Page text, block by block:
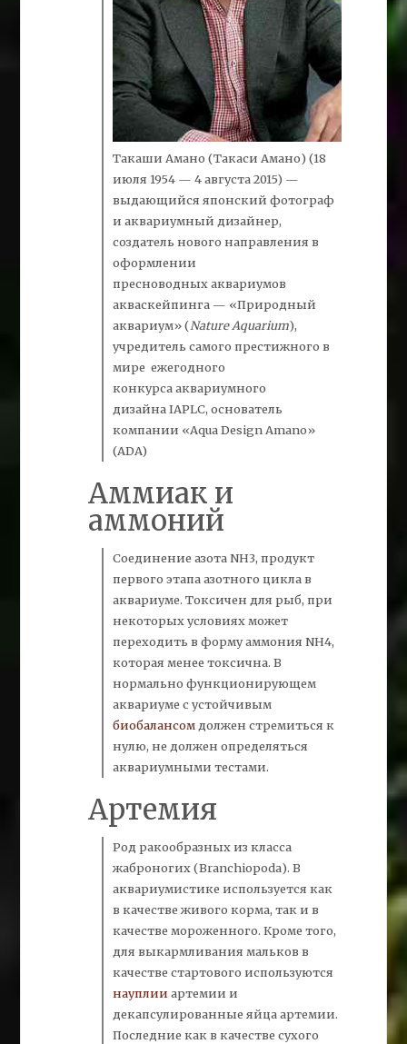
Такаши Амано(Такаси Амано) (18
июля 1954 — 4 августа 2015) —
выдающийся японский фотограф
и аквариумный дизайнер,
создатель нового направления в
оформлении
пресноводных аквариумов
акваскейпинга — «Природный
аквариум» (Nature Aquarium),
учредитель самого престижного в
мире ежегодного
конкурса аквариумного
дизайна IAPLC, основатель
компании «Aqua Design Amano»
(ADA)
Аммиак и
аммоний
Соединение азота NH3, продукт
первого этапа азотного цикла в
аквариуме. Токсичен для рыб, при
некоторых условиях может
переходить в форму аммония NH4,
которая менее токсична. В
нормально функционирующем
аквариуме с устойчивым
биобалансом должен стремиться к
нулю, не должен определяться
аквариумными тестами.
Артемия
Род ракообразных из класса
жаброногих (Branchiopoda). В
аквариумистике используется как
в качестве живого корма, так и в
качестве мороженного. Кроме того,
для выкармливания мальков в
качестве стартового используются
науплии артемиии
декапсулированныеяйца артемии.
Последние как в качестве сухого